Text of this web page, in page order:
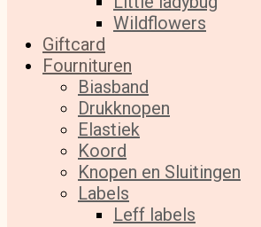
Wildflowers
Giftcard
Fournituren
Biasband
Drukknopen
Elastiek
Koord
Knopen en Sluitingen
Labels
Leff labels